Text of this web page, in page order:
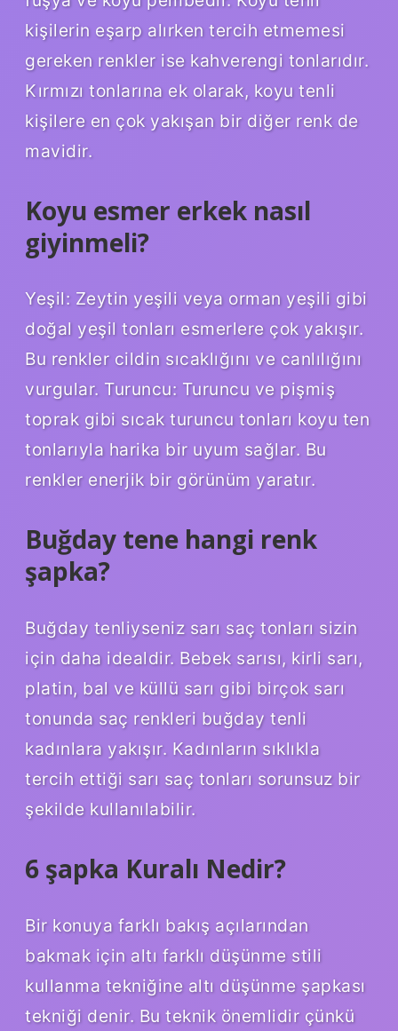
kişilerin eşarp alırken tercih etmemesi
gereken renkler ise kahverengi tonlarıdır.
Kırmızı tonlarına ek olarak, koyu tenli
kişilere en çok yakışan bir diğer renk de
mavidir.
Koyu esmer erkek nasıl
giyinmeli?
Yeşil: Zeytin yeşili veya orman yeşili gibi
doğal yeşil tonları esmerlere çok yakışır.
Bu renkler cildin sıcaklığını ve canlılığını
vurgular. Turuncu: Turuncu ve pişmiş
toprak gibi sıcak turuncu tonları koyu ten
tonlarıyla harika bir uyum sağlar. Bu
renkler enerjik bir görünüm yaratır.
Buğday tene hangi renk
şapka?
Buğday tenliyseniz sarı saç tonları sizin
için daha idealdir. Bebek sarısı, kirli sarı,
platin, bal ve küllü sarı gibi birçok sarı
tonunda saç renkleri buğday tenli
kadınlara yakışır. Kadınların sıklıkla
tercih ettiği sarı saç tonları sorunsuz bir
şekilde kullanılabilir.
6 şapka Kuralı Nedir?
Bir konuya farklı bakış açılarından
bakmak için altı farklı düşünme stili
kullanma tekniğine altı düşünme şapkası
tekniği denir. Bu teknik önemlidir çünkü